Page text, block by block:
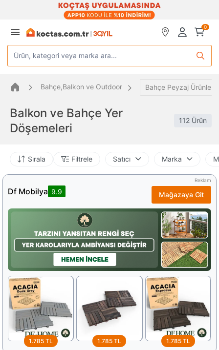
0
Ürün, kategori veya marka ara...
Bahçe,Balkon ve Outdoor Bahçe Peyzaj Ürünleri
Balkon ve Bahçe Yer
Döşemeleri
112 Ürün
Sırala Filtrele Satıcı Marka
Df Mobilya 9.9
Reklam
Mağazaya Git
1.785 TL 1.785 TL 1.785 TL